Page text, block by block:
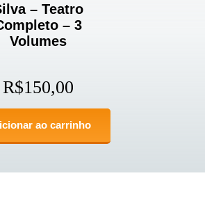
– Teatro
– 3
Volumes
R$150,00
ao carrinho